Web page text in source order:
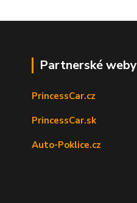
Partnerské weby
PrincessCar.cz
PrincessCar.sk
Auto-Poklice.cz